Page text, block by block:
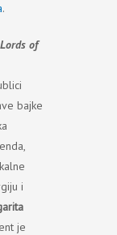
.
Lords of
bajke
i
je